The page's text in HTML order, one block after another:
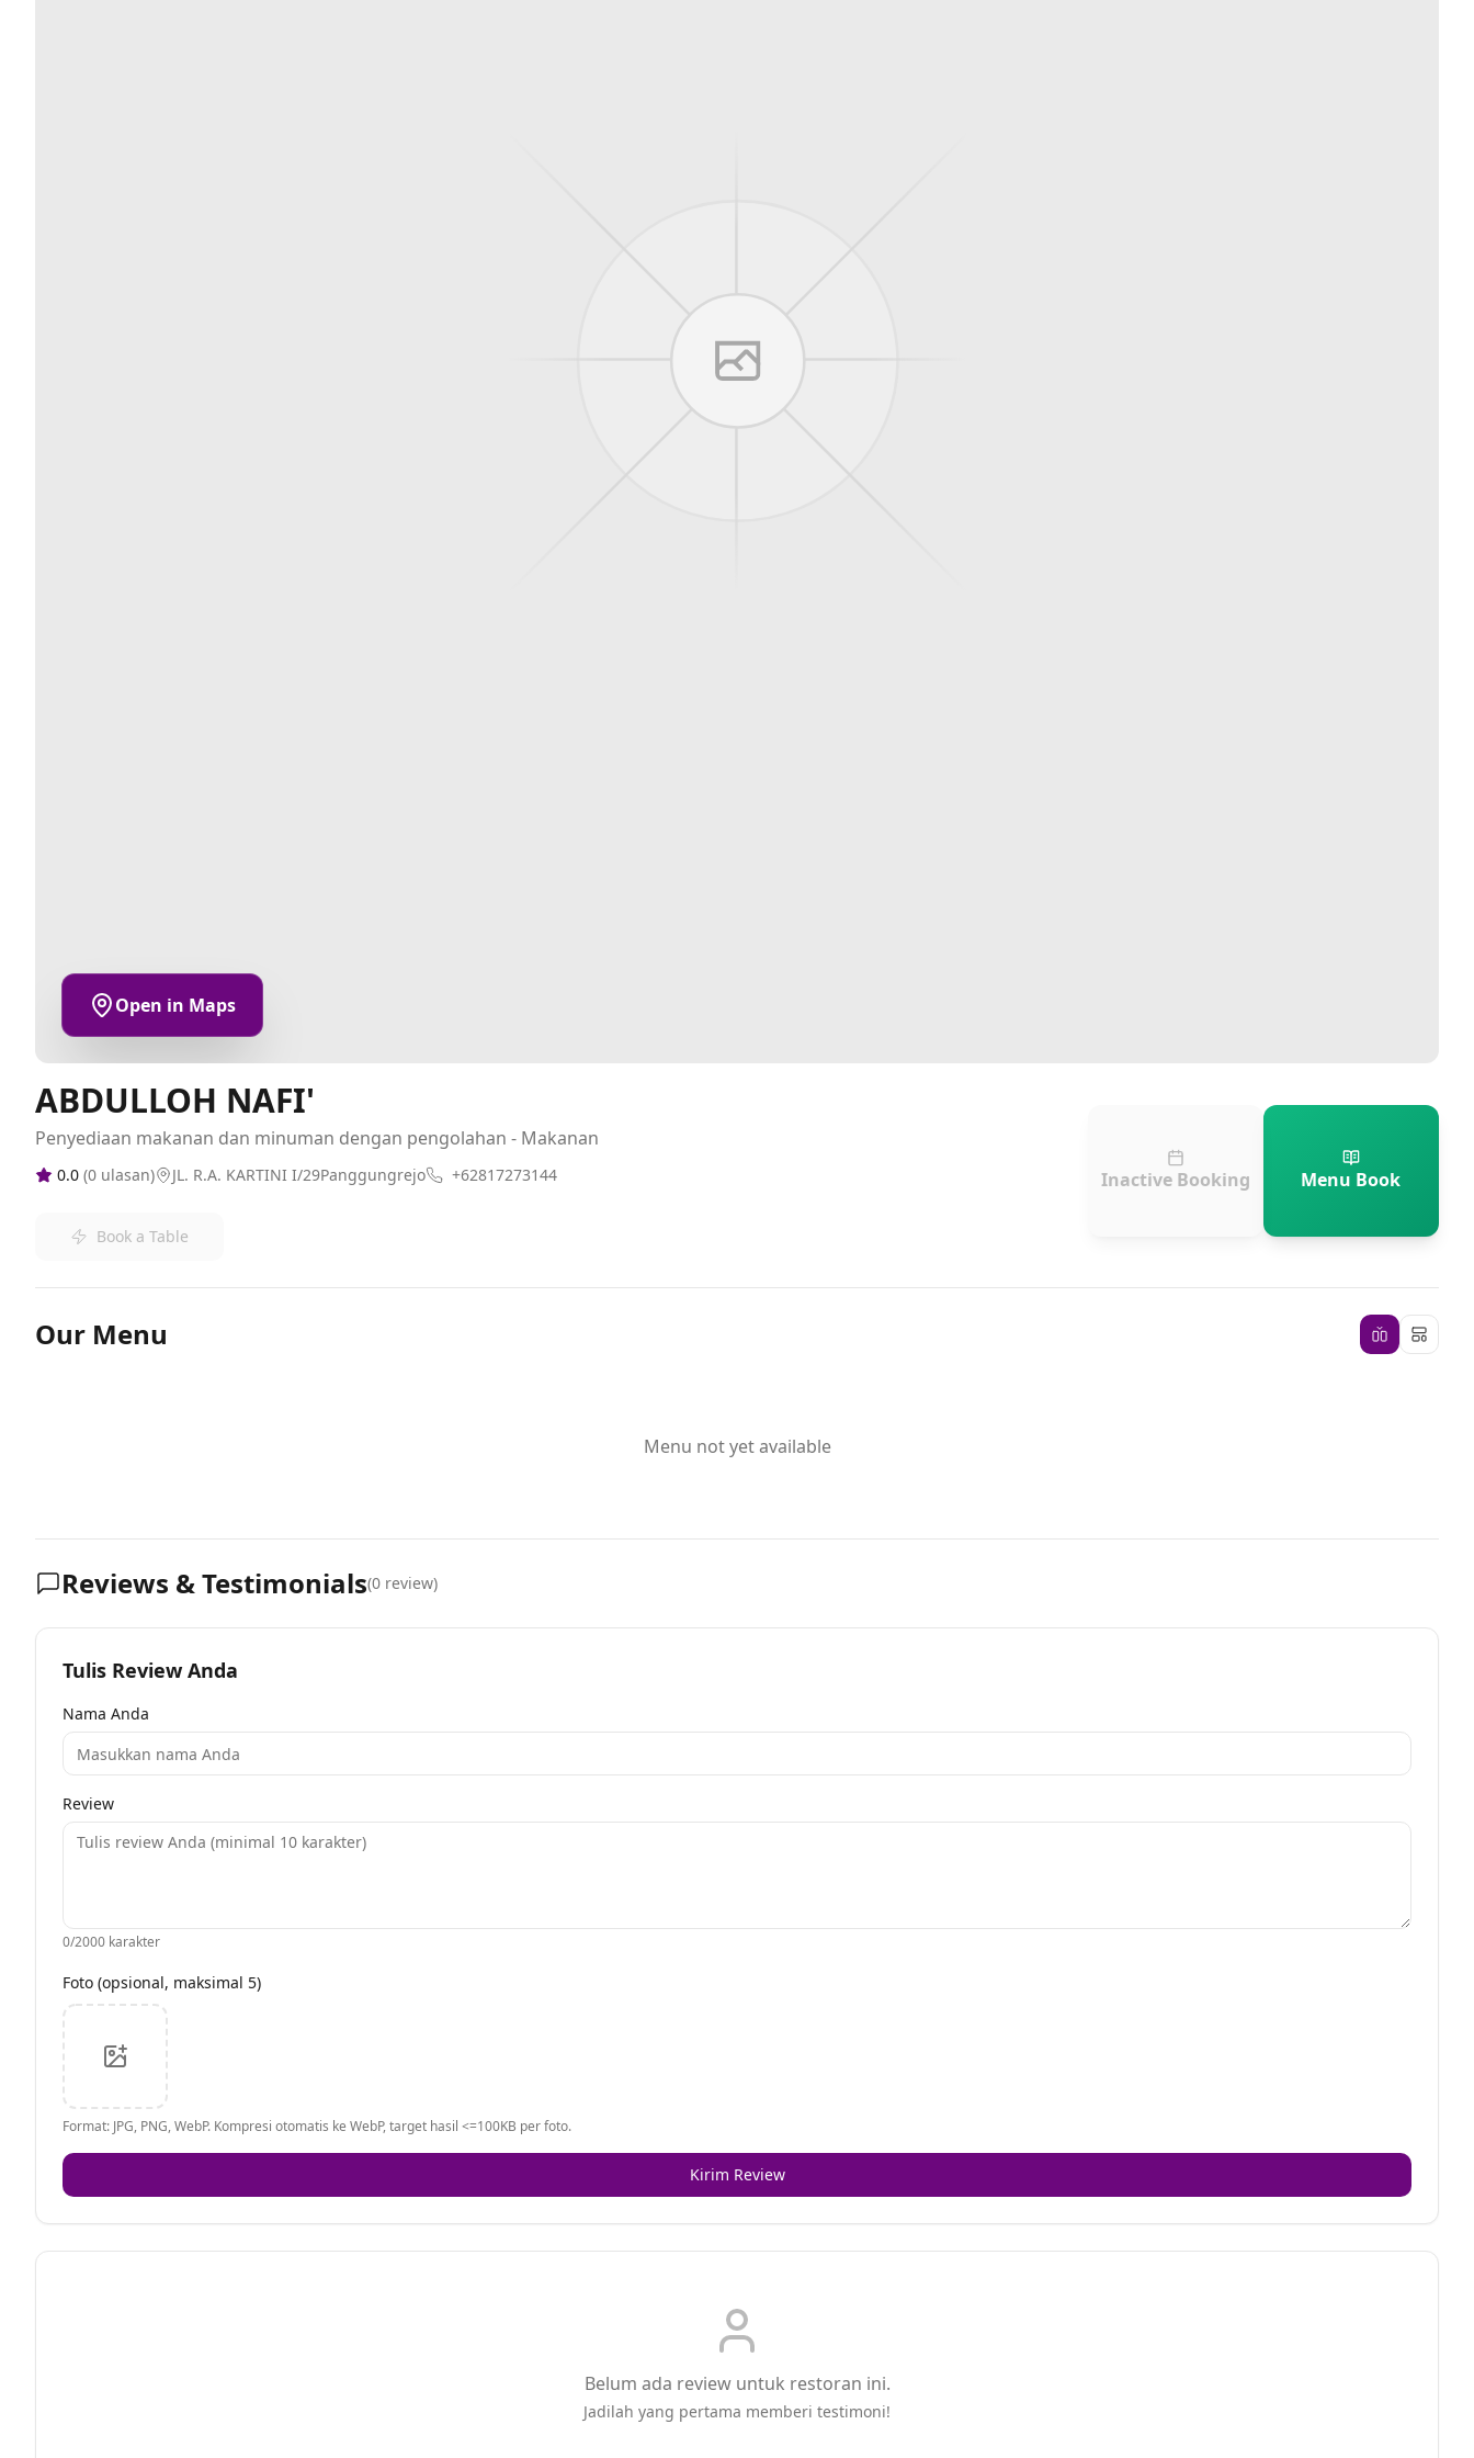
Open in Maps
ABDULLOH NAFI'
Penyediaan makanan dan minuman dengan pengolahan - Makanan
0.0 (0 ulasan) JL. R.A. KARTINI I/29Panggungrejo +62817273144
Book a Table
Inactive Booking Menu Book
Our Menu
Menu not yet available
Reviews & Testimonials(0 review)
Tulis Review Anda
Nama Anda
Review
0/2000 karakter
Foto (opsional, maksimal 5)
Format: JPG, PNG, WebP. Kompresi otomatis ke WebP, target hasil <=100KB per foto.
Kirim Review
Belum ada review untuk restoran ini.
Jadilah yang pertama memberi testimoni!